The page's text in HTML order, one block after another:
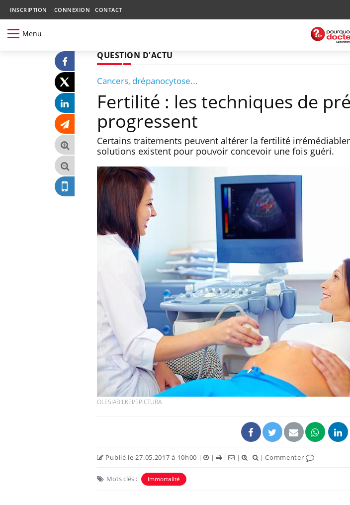
INSCRIPTION CONNEXION CONTACT
Menu
QUESTION D'ACTU
Cancers, drépanocytose...
Fertilité : les techniques de
progressent
Certains traitements peuvent altérer la fertilité
solutions existent pour pouvoir concevoir une fois guéri.
OLESIABILKEI/EPICTURA
Publié le 27.05.2017 à 10h00 | | | | |Commenter
Mots clés : immortalité